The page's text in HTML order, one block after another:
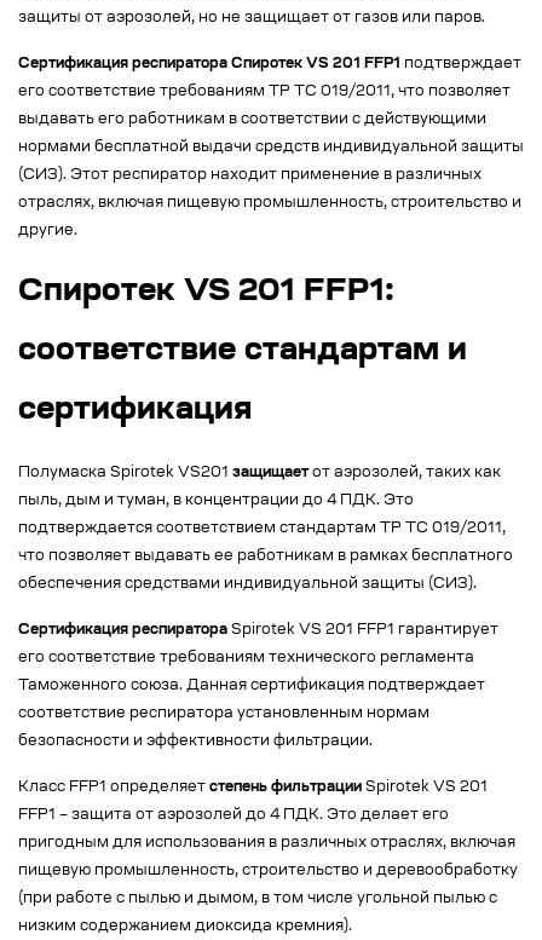
защиты от аэрозолей, но не защищает от газов или паров.
Сертификация респиратора Спиротек VS 201 FFP1 подтверждает
его соответствие требованиям ТР ТС 019/2011, что позволяет
выдавать его работникам в соответствии с действующими
нормами бесплатной выдачи средств индивидуальной защиты
(СИЗ). Этот респиратор находит применение в различных
отраслях, включая пищевую промышленность, строительство и
другие.
Спиротек VS 201 FFP1:
соответствие стандартам и
сертификация
Полумаска Spirotek VS201 защищаетот аэрозолей, таких как
пыль, дым и туман, в концентрации до 4 ПДК. Это
подтверждается соответствием стандартам ТР ТС 019/2011,
что позволяет выдавать ее работникам в рамках бесплатного
обеспечения средствами индивидуальной защиты (СИЗ).
Сертификация респиратора Spirotek VS 201 FFP1 гарантирует
его соответствие требованиям технического регламента
Таможенного союза. Данная сертификация подтверждает
соответствие респиратора установленным нормам
безопасности и эффективности фильтрации.
Класс FFP1 определяет степень фильтрации Spirotek VS 201
FFP1 – защита от аэрозолей до 4 ПДК. Это делает его
пригодным для использования в различных отраслях, включая
пищевую промышленность, строительство и деревообработку
(при работе с пылью и дымом, в том числе угольной пылью с
низким содержанием диоксида кремния).